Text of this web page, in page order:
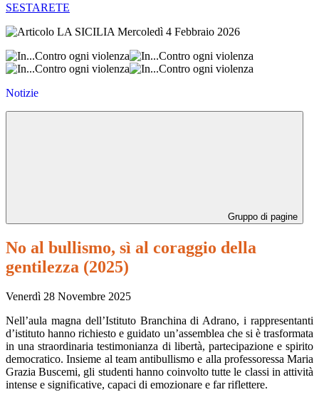
SESTARETE
Notizie
Gruppo di pagine
No al bullismo, sì al coraggio della
gentilezza (2025)
Venerdì 28 Novembre 2025
Nell’aula magna dell’Istituto Branchina di Adrano, i rappresentanti
d’istituto hanno richiesto e guidato un’assemblea che si è trasformata
in una straordinaria testimonianza di libertà, partecipazione e spirito
democratico. Insieme al team antibullismo e alla professoressa Maria
Grazia Buscemi, gli studenti hanno coinvolto tutte le classi in attività
intense e significative, capaci di emozionare e far riflettere.